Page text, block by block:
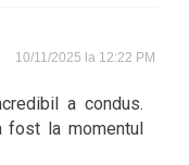
10/11/2025 la 12:22 PM
a condus.
fost la momentul